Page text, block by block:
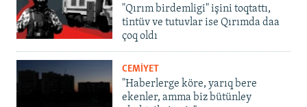
"Qırım birdemligi" işini toqtattı,
tintüv ve tutuvlar ise Qırımda daa
çoq oldı
CEMİYET
"Haberlerge köre, yarıq bere
ekenler, amma biz bütünley